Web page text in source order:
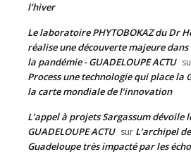
l’hiver
Le laboratoire PHYTOBOKAZ du Dr
réalise une découverte majeure
la pandémie - GUADELOUPE ACTU
Process une technologie qui place la
la carte mondiale de l’innovation
L’appel à projets Sargassum dévoile
GUADELOUPE ACTU sur L’archipel
Guadeloupe très impacté par les